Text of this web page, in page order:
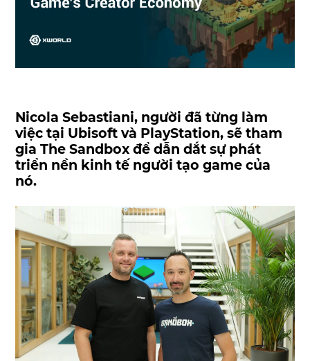
Nicola Sebastiani, người đã từng làm
việc tại Ubisoft và PlayStation, sẽ tham
gia The Sandbox để dẫn dắt sự phát
triển nền kinh tế người tạo game của
nó.